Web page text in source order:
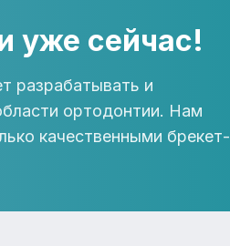
уже сейчас!
разрабатывать и
ортодонтии. Нам
качественными брекет-